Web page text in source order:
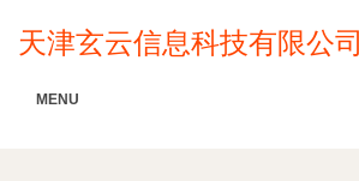
天津玄云信息科技有限公司
MENU